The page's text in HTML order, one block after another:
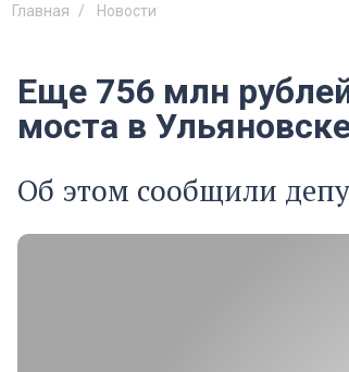
Главная Новости
Еще 756 млн
моста в
Об этом сообщили